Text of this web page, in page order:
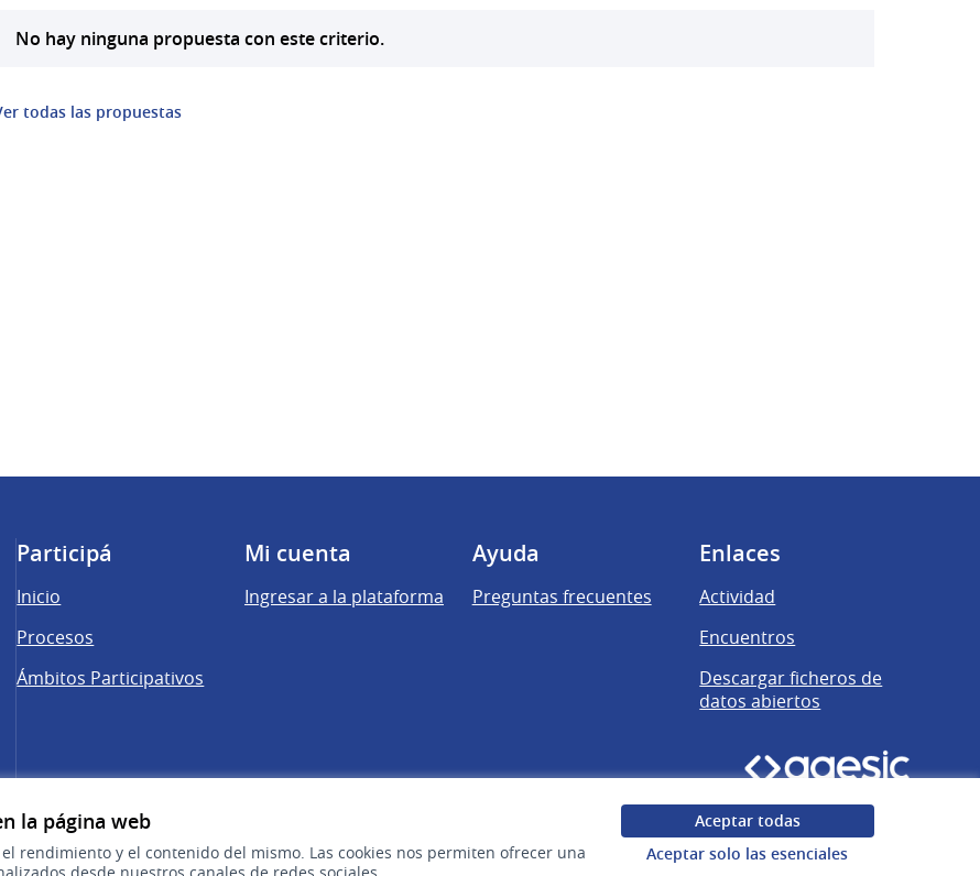
la página web
rendimiento y el contenido del mismo. Las cookies nos permiten ofrecer una
Aceptar todas
Aceptar solo las esenciales
No hay ninguna propuesta con este criterio.
todas las propuestas
pestaña nueva)
Participá
Inicio
Procesos
Ámbitos Participativos
Mi cuenta
Ingresar a la plataforma
Ayuda
Preguntas frecuentes
Enlaces
Actividad
Encuentros
Descargar ficheros de
datos abiertos